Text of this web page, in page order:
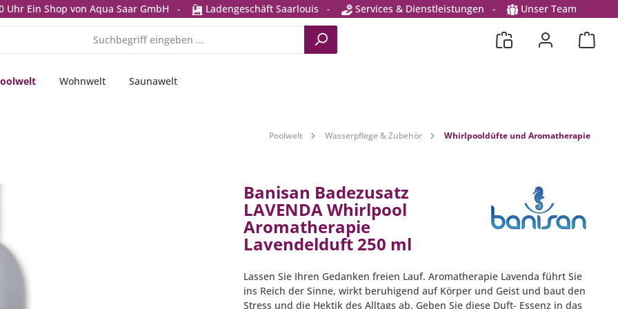
Uhr Ein Shop von Aqua Saar GmbH - Ladengeschäft Saarlouis - Services & Dienstleistungen - Unser Team
Wohnwelt Saunawelt
Poolwelt Wasserpflege & Zubehör Whirlpooldüfte und Aromatherapie
Banisan Badezusatz
LAVENDA Whirlpool
Aromatherapie
Lavendelduft 250 ml
Lassen Sie Ihren Gedanken freien Lauf. Aromatherapie Lavenda führt Sie
ins Reich der Sinne, wirkt beruhigend auf Körper und Geist und baut den
Stress und die Hektik des Alltags ab. Geben Sie diese Duft- Essenz in das